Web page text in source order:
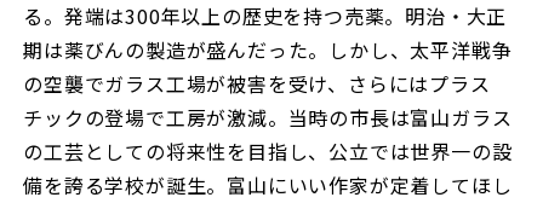
る。発端は300年以上の歴史を持つ売薬。明治・大正
期は薬びんの製造が盛んだった。しかし、太平洋戦争
の空襲でガラス工場が被害を受け、さらにはプラス
チックの登場で工房が激減。当時の市長は富山ガラス
の工芸としての将来性を目指し、公立では世界一の設
備を誇る学校が誕生。富山にいい作家が定着してほし